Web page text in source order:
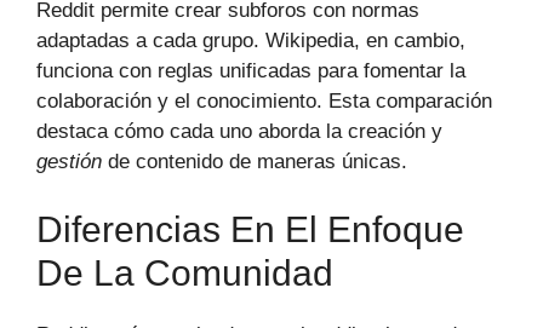
Reddit permite crear subforos con normas
adaptadas a cada grupo. Wikipedia, en cambio,
funciona con reglas unificadas para fomentar la
colaboración y el conocimiento. Esta comparación
destaca cómo cada uno aborda la creación y
gestión de contenido de maneras únicas.
Diferencias En El Enfoque
De La Comunidad